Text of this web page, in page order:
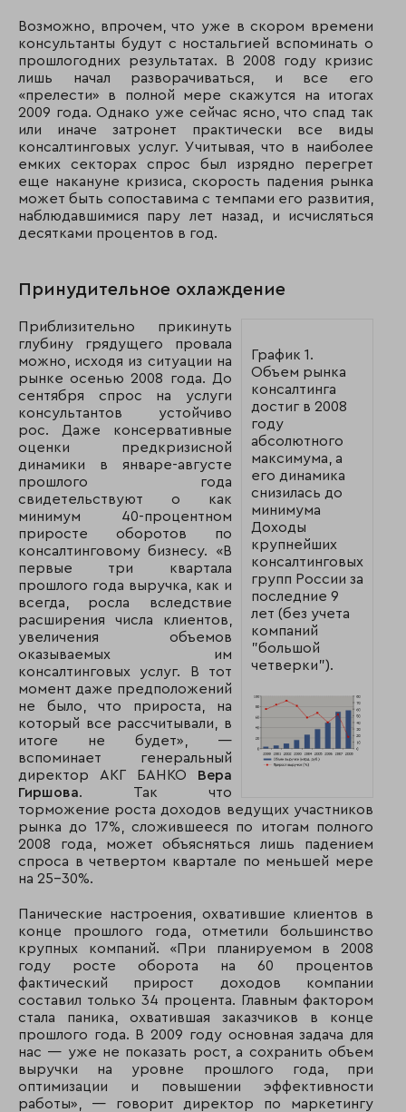
Возможно, впрочем, что уже в скором времени
консультанты будут с ностальгией вспоминать о
прошлогодних результатах. В 2008 году кризис
лишь начал разворачиваться, и все его
«прелести» в полной мере скажутся на итогах
2009 года. Однако уже сейчас ясно, что спад так
или иначе затронет практически все виды
консалтинговых услуг. Учитывая, что в наиболее
емких секторах спрос был изрядно перегрет
еще накануне кризиса, скорость падения рынка
может быть сопоставима с темпами его развития,
наблюдавшимися пару лет назад, и исчисляться
десятками процентов в год.
Принудительное охлаждение
График 1.
Объем рынка
консалтинга
достиг в 2008
году
абсолютного
максимума, а
его динамика
снизилась до
минимума
Доходы
крупнейших
консалтинговых
групп России за
последние 9
лет (без учета
компаний
"большой
четверки").
Приблизительно прикинуть
глубину грядущего провала
можно, исходя из ситуации на
рынке осенью 2008 года. До
сентября спрос на услуги
консультантов устойчиво
рос. Даже консервативные
оценки предкризисной
динамики в январе-августе
прошлого года
свидетельствуют о как
минимум 40-процентном
приросте оборотов по
консалтинговому бизнесу. «В
первые три квартала
прошлого года выручка, как и
всегда, росла вследствие
расширения числа клиентов,
увеличения объемов
оказываемых им
консалтинговых услуг. В тот
момент даже предположений
не было, что прироста, на
который все рассчитывали, в
итоге не будет», —
вспоминает генеральный
директор АКГ БАНКО Вера
Гиршова. Так что
торможение роста доходов ведущих участников
рынка до 17%, сложившееся по итогам полного
2008 года, может объясняться лишь падением
спроса в четвертом квартале по меньшей мере
на 25–30%.
Панические настроения, охватившие клиентов в
конце прошлого года, отметили большинство
крупных компаний. «При планируемом в 2008
году росте оборота на 60 процентов
фактический прирост доходов компании
составил только 34 процента. Главным фактором
стала паника, охватившая заказчиков в конце
прошлого года. В 2009 году основная задача для
нас — уже не показать рост, а сохранить объем
выручки на уровне прошлого года, при
оптимизации и повышении эффективности
работы», — говорит директор по маркетингу